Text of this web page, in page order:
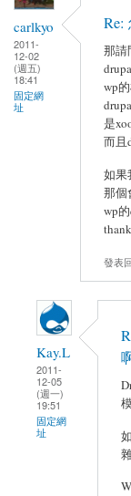
carlkyo
2011-
12-02
(週五)
18:41
固定網
址
Re:
那請
wp
是
而且
如果
那個
wp
發表
Kay.L
2011-
12-05
(週一)
19:51
固定網
址